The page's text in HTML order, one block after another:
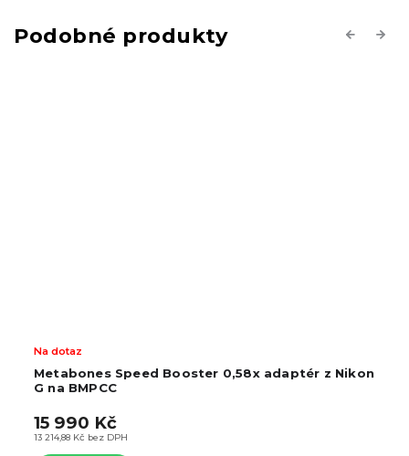
Previous
z Nikon
Metabones Speed Booster 0,64x
13 214,88 Kč bez DPH
Next